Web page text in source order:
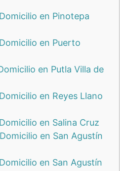
en Pinotepa
en Puerto
en Putla Villa de
en Reyes Llano
en Salina Cruz
en San Agustín
en San Agustín